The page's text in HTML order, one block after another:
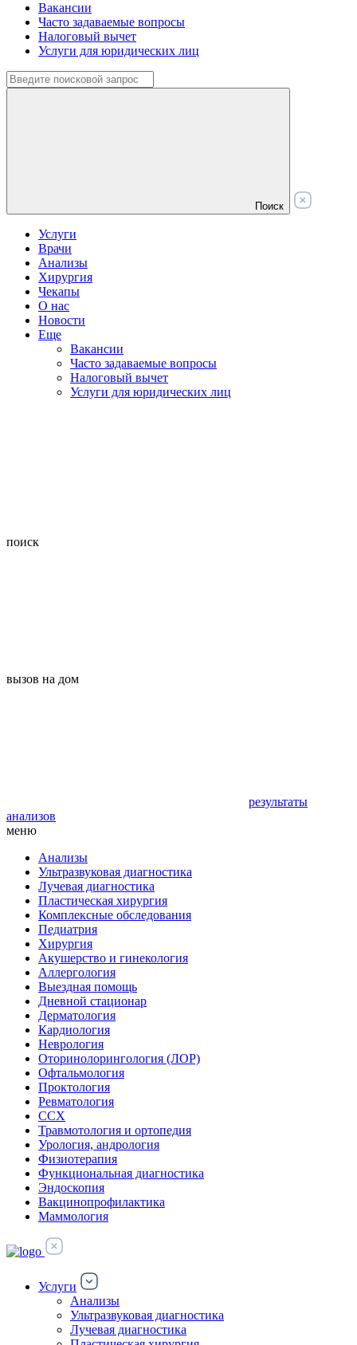
Вакансии
Часто задаваемые вопросы
Налоговый вычет
Услуги для юридических лиц
Поиск
Услуги
Врачи
Анализы
Хирургия
Чекапы
О нас
Новости
Еще
Вакансии
Часто задаваемые вопросы
Налоговый вычет
Услуги для юридических лиц
поиск
вызов на дом
результаты
анализов
меню
Анализы
Ультразвуковая диагностика
Лучевая диагностика
Пластическая хирургия
Комплексные обследования
Педиатрия
Хирургия
Акушерство и гинекология
Аллергология
Выездная помощь
Дневной стационар
Дерматология
Кардиология
Неврология
Оторинолорингология (ЛОР)
Офтальмология
Проктология
Ревматология
ССХ
Травмотология и ортопедия
Урология, андрология
Физиотерапия
Функциональная диагностика
Эндоскопия
Вакцинопрофилактика
Маммология
Услуги
Анализы
Ультразвуковая диагностика
Лучевая диагностика